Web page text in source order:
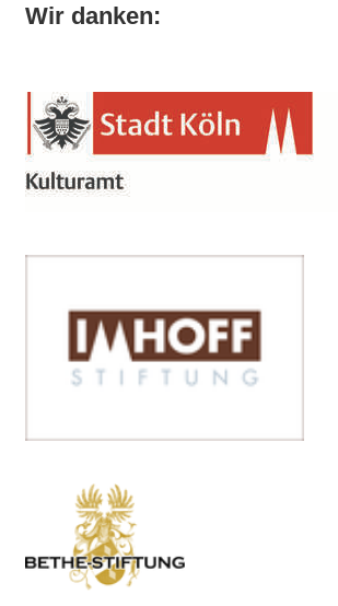
Wir danken: